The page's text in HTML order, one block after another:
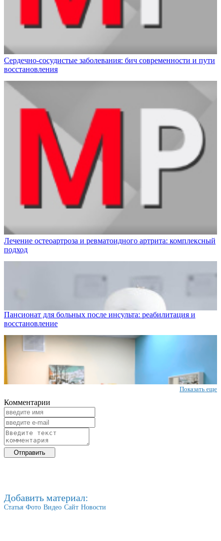
Сердечно-сосудистые заболевания: бич современности и пути
восстановления
Лечение остеоартроза и ревматоидного артрита: комплексный
подход
Пансионат для больных после инсульта: реабилитация и
восстановление
Показать еще
Комментарии
Добавить материал:
Статья Фото Видео Сайт Новости